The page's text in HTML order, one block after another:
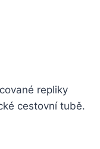
repliky
cestovní tubě.